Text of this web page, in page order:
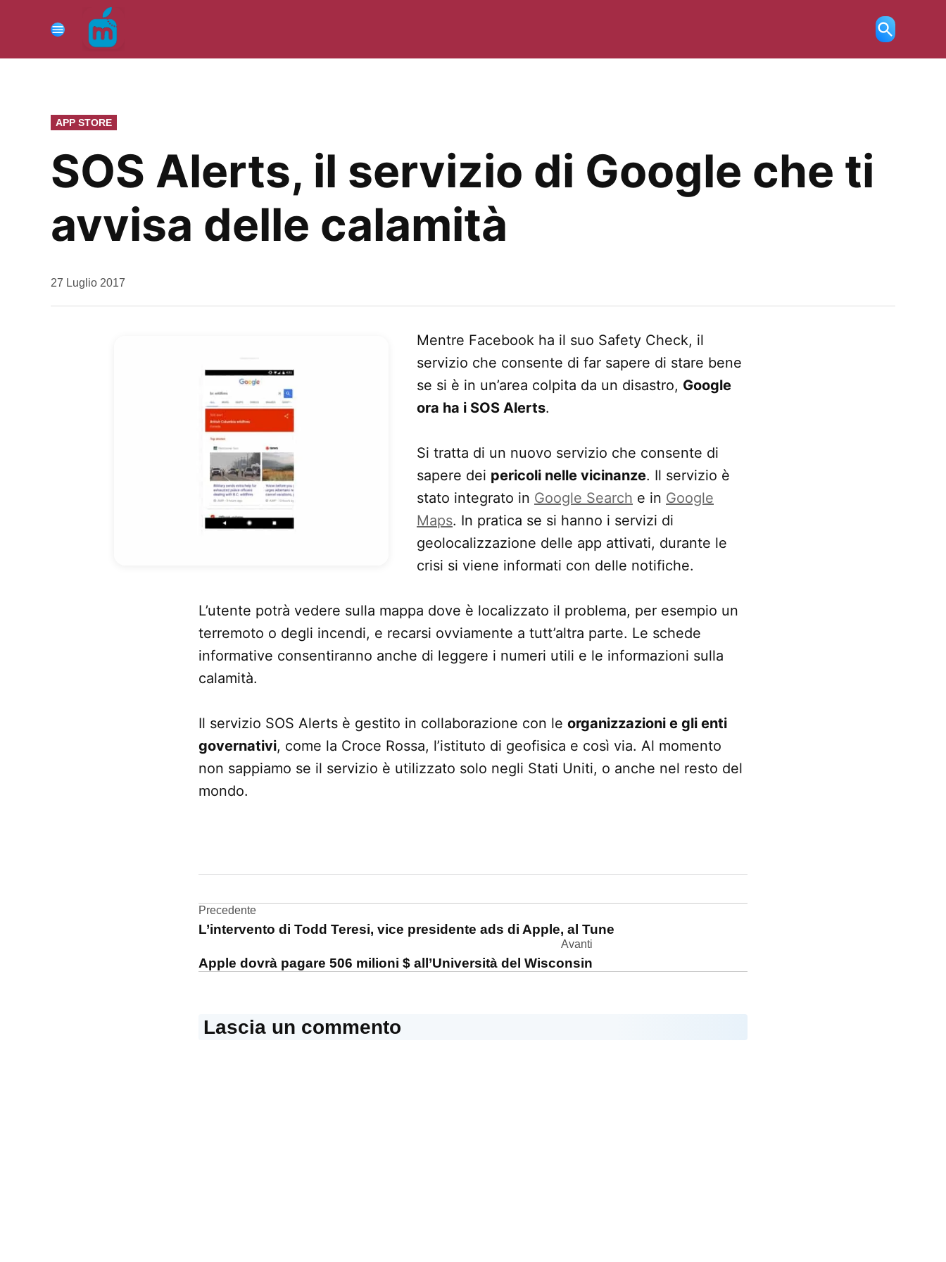
contenuto
Menu
Ricerca
aperta
PUBBLICATO
IN
APP STORE
SOS Alerts, il servizio di Google che ti
avvisa delle calamità
da
27 Luglio 2017
Mentre Facebook ha il suo Safety Check, il
servizio che consente di far sapere di stare bene
se si è in un’area colpita da un disastro, Google
ora ha i SOS Alerts.
Si tratta di un nuovo servizio che consente di
sapere dei pericoli nelle vicinanze. Il servizio è
stato integrato in Google Search e in Google
Maps. In pratica se si hanno i servizi di
geolocalizzazione delle app attivati, durante le
crisi si viene informati con delle notifiche.
L’utente potrà vedere sulla mappa dove è localizzato il problema, per esempio un
terremoto o degli incendi, e recarsi ovviamente a tutt’altra parte. Le schede
informative consentiranno anche di leggere i numeri utili e le informazioni sulla
calamità.
Il servizio SOS Alerts è gestito in collaborazione con le organizzazioni e gli enti
governativi, come la Croce Rossa, l’istituto di geofisica e così via. Al momento
non sappiamo se il servizio è utilizzato solo negli Stati Uniti, o anche nel resto del
mondo.
Navigazione
Precedente
L’intervento di Todd Teresi, vice presidente ads di Apple, al Tune
Avanti
Apple dovrà pagare 506 milioni $ all’Università del Wisconsin
Lascia un commento